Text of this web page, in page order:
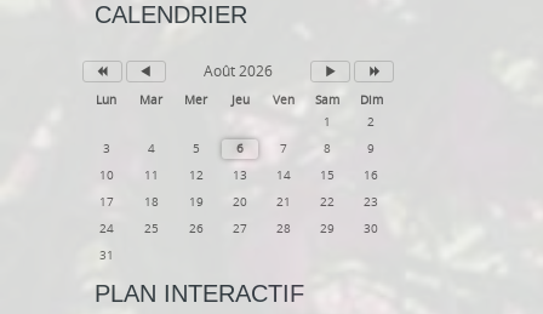
CALENDRIER
Août 2026
Lun Mar Mer Jeu Ven Sam
Dim
1
2
3
4 5 6 7 8
9
10
11 12 13 14 15
16
17
18 19 20 21 22
23
24
25 26 27 28 29
30
31
PLAN INTERACTIF